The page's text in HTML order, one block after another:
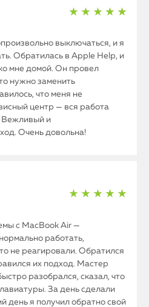
★ ★ ★ ★ ★
выключаться, и я
Обратилась в Apple Help, и
мне домой. Он провел
нужно заменить
что меня не
центр — вся работа
Вежливый и
Очень довольна!
★ ★ ★ ★ ★
с MacBook Air —
работать,
не реагировали. Обратился
их подход. Мастер
разобрался, сказал, что
За день сделали
день я получил обратно свой